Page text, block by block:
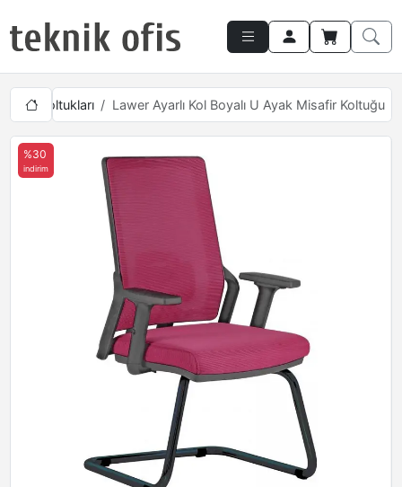
Koltukları Lawer Ayarlı Kol Boyalı U Ayak Misafir Koltuğu
%30
indirim